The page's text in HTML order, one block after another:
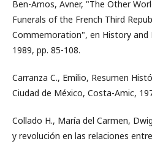
Ben-Amos, Avner, "The Other
Funerals of the French Third
Commemoration", en History and
1989, pp. 85-108.
Carranza C., Emilio, Resumen
Ciudad de México, Costa-Amic,
Collado H., María del Carmen,
y revolución en las relaciones